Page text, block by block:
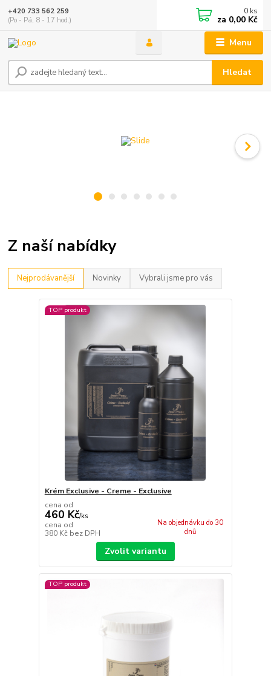
Menu
Hledat
+420 733 562 259
(Po - Pá, 8 - 17 hod.)
0 ks
za 0,00 Kč
Z naší nabídky
Nejprodávanější Novinky Vybrali jsme pro vás
TOP produkt
Krém Exclusive - Creme - Exclusive
cena od
460 Kč/ks
cena od
380 Kč bez DPH
Na objednávku do 30
dnů
Zvolit variantu
TOP produkt